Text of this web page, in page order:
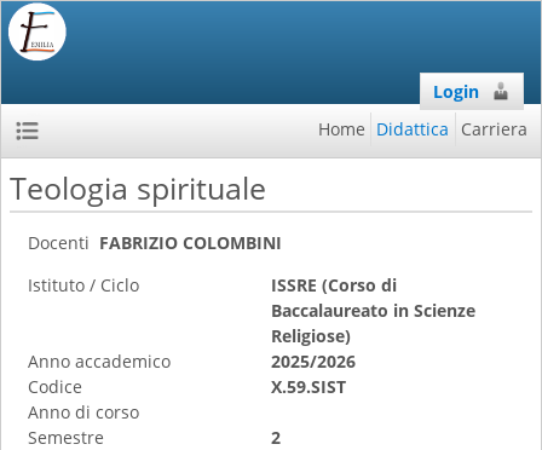
Login
Home Didattica Carriera
Teologia spirituale
Docenti FABRIZIO COLOMBINI
Istituto / Ciclo
ISSRE (Corso di
Baccalaureato in Scienze
Religiose)
Anno accademico
2025/2026
Codice
X.59.SIST
Anno di corso
Semestre
2